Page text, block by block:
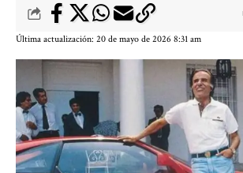
Última actualización: 20 de mayo de 2026 8:31 am